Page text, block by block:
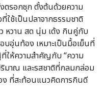
งตรอกซุก ตั้งต้นด้วยความ
ช้เป็นปลาจากธรรมชาติ
หวาน สด นุ่ม เด้ง กินคู่กับ
บอุ่นท้อง เหมาะเป็นมื้อเย็นที่
ที่ให้ความสำคัญกับ “ความ
ริมาณ และรสชาติที่กลมกล่อม
ง ที่สะท้อนแนวคิดการกินดี